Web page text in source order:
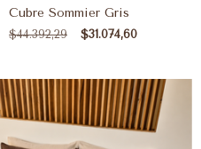
Cubre Sommier Gris
$44.392,29 $31.074,60